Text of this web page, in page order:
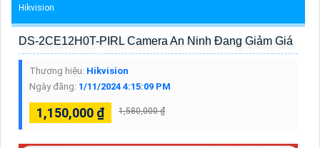
Hikvision
DS-2CE12H0T-PIRL Camera An Ninh Đang Giảm Giá
Thương hiệu: Hikvision
Ngày đăng: 1/11/2024 4:15:09 PM
1,150,000 ₫ 1,580,000 ₫